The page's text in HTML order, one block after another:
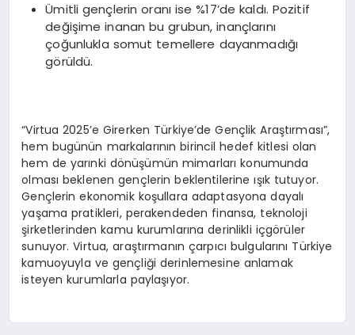
Ümitli gençlerin oranı ise %17’de kaldı. Pozitif
değişime inanan bu grubun, inançlarını
çoğunlukla somut temellere dayanmadığı
görüldü.
“Virtua 2025’e Girerken Türkiye’de Gençlik Araştırması”,
hem bugünün markalarının birincil hedef kitlesi olan
hem de yarınki dönüşümün mimarları konumunda
olması beklenen gençlerin beklentilerine ışık tutuyor.
Gençlerin ekonomik koşullara adaptasyona dayalı
yaşama pratikleri, perakendeden finansa, teknoloji
şirketlerinden kamu kurumlarına derinlikli içgörüler
sunuyor. Virtua, araştırmanın çarpıcı bulgularını Türkiye
kamuoyuyla ve gençliği derinlemesine anlamak
isteyen kurumlarla paylaşıyor.